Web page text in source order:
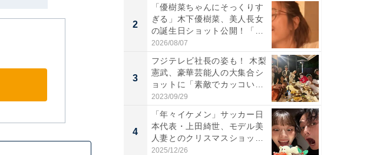
2
「優樹菜ちゃんにそっくりす
ぎる」木下優樹菜、美人長女
の誕生日ショット公開！「1
4...
2026/08/07
3
フジテレビ社長の姿も！ 木梨
憲武、豪華芸能人の大集合シ
ョットに「素敵でカッコい
い...
2023/09/29
4
「年々イケメン」サッカー日
本代表・上田綺世、モデル美
人妻とのクリスマスショット
に...
2025/12/26